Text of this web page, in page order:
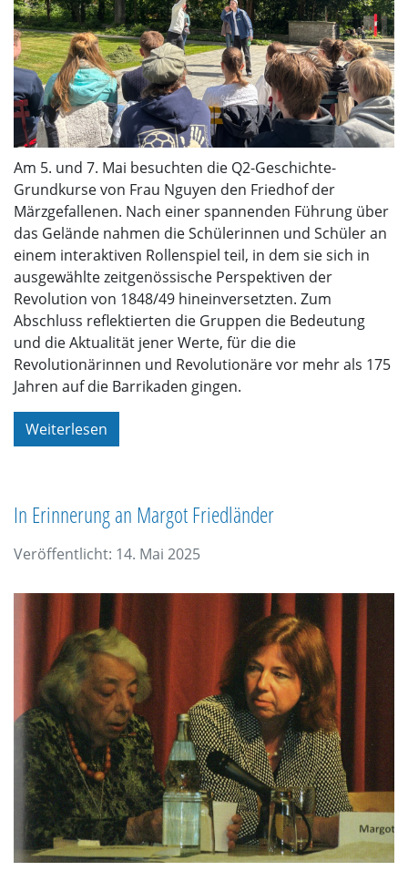
Am 5. und 7. Mai besuchten die Q2-Geschichte-
Grundkurse von Frau Nguyen den Friedhof der
Märzgefallenen. Nach einer spannenden Führung über
das Gelände nahmen die Schülerinnen und Schüler an
einem interaktiven Rollenspiel teil, in dem sie sich in
ausgewählte zeitgenössische Perspektiven der
Revolution von 1848/49 hineinversetzten. Zum
Abschluss reflektierten die Gruppen die Bedeutung
und die Aktualität jener Werte, für die die
Revolutionärinnen und Revolutionäre vor mehr als 175
Jahren auf die Barrikaden gingen.
Weiterlesen
In Erinnerung an Margot Friedländer
Veröffentlicht: 14. Mai 2025